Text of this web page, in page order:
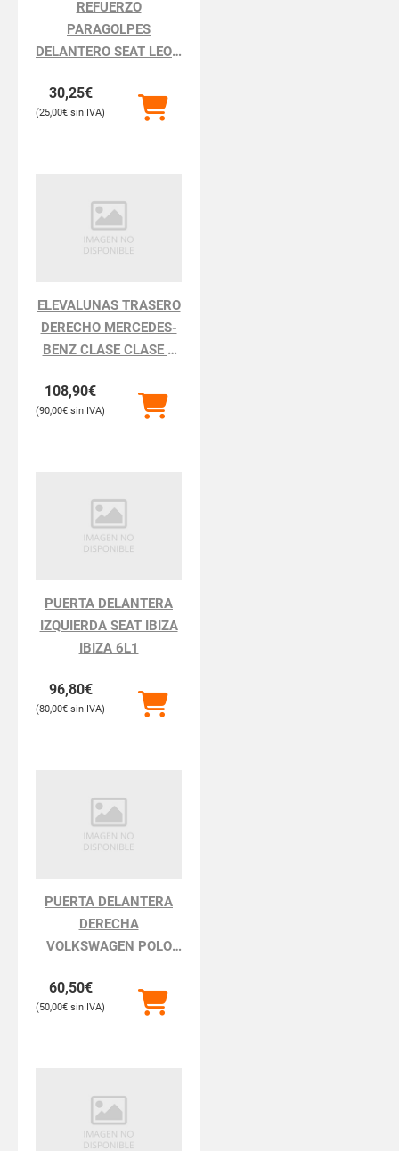
REFUERZO
PARAGOLPES
DELANTERO SEAT LEON
30,25€
25,00€
ELEVALUNAS TRASERO
DERECHO MERCEDES-
BENZ CLASE CLASE S
108,90€
90,00€
PUERTA DELANTERA
IZQUIERDA SEAT IBIZA
IBIZA 6L1
96,80€
80,00€
PUERTA DELANTERA
DERECHA
VOLKSWAGEN POLO
60,50€
50,00€